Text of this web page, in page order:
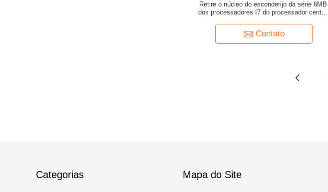
Retire o núcleo do esconderijo da série 6MB
dos processadores I7 do processador central
Contato
Categorias Mapa do Site